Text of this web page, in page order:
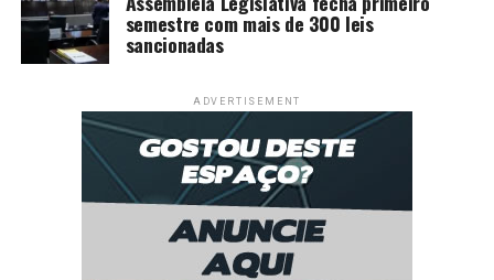
semestre com mais de 300 leis
sancionadas
ADVERTISEMENT